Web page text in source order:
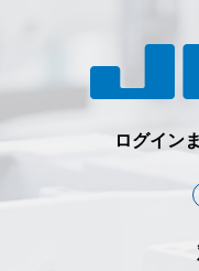
ログイン